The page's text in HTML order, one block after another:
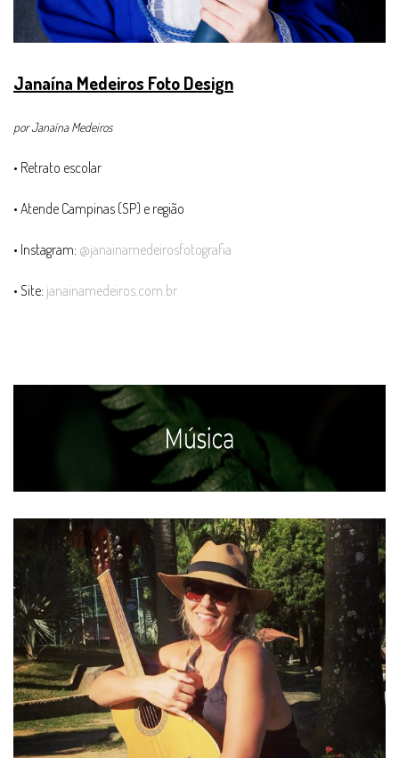
Janaína Medeiros Foto Design
por Janaína Medeiros
• Retrato escolar
• Atende Campinas (SP) e região
• Instagram: @janainamedeirosfotografia
• Site: janainamedeiros.com.br